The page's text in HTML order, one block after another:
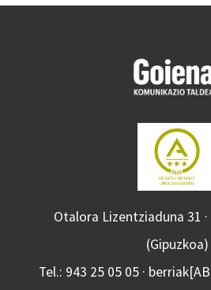
Otalora Lizentziaduna 31
(Gipuzkoa)
Tel.: 943 25 05 05 ·